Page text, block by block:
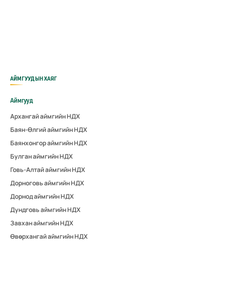
АЙМГУУДЫН ХАЯГ
Аймгууд
Архангай аймгийн НДХ
Баян-Өлгий аймгийн НДХ
Баянхонгор аймгийн НДХ
Булган аймгийн НДХ
Говь-Алтай аймгийн НДХ
Дорноговь аймгийн НДХ
Дорнод аймгийн НДХ
Дундговь аймгийн НДХ
Завхан аймгийн НДХ
Өвөрхангай аймгийн НДХ